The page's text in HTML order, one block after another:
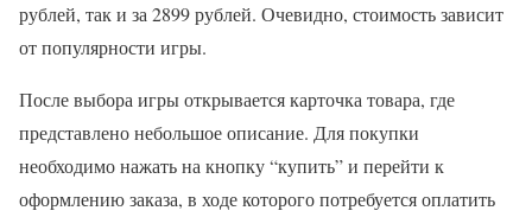
рублей, так и за 2899 рублей. Очевидно, стоимость зависит
от популярности игры.
После выбора игры открывается карточка товара, где
представлено небольшое описание. Для покупки
необходимо нажать на кнопку “купить” и перейти к
оформлению заказа, в ходе которого потребуется оплатить